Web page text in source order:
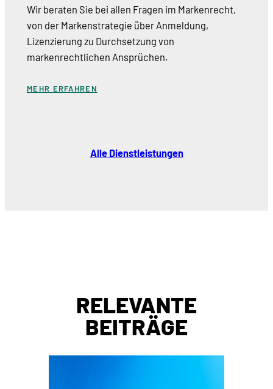
Wir beraten Sie bei allen Fragen im Markenrecht,
von der Markenstrategie über Anmeldung,
Lizenzierung zu Durchsetzung von
markenrechtlichen Ansprüchen.
MEHR ERFAHREN
Alle Dienstleistungen
RELEVANTE
BEITRÄGE